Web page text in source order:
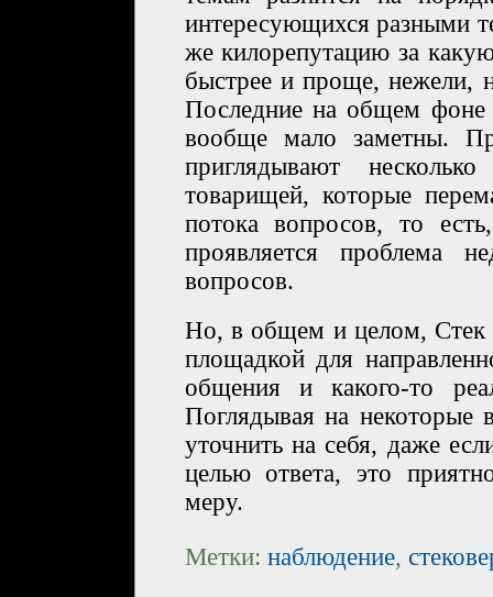
интересующихся разными
же килорепутацию за
быстрее и проще, нежели,
Последние на общем фоне
вообще мало заметны.
приглядывают
товарищей, которые
потока вопросов, то
проявляется проблема
вопросов.
Но, в общем и целом, Стек
площадкой для
общения и какого-то
Поглядывая на некоторые
уточнить на себя, даже
целью ответа, это
меру.
Метки: наблюдение,